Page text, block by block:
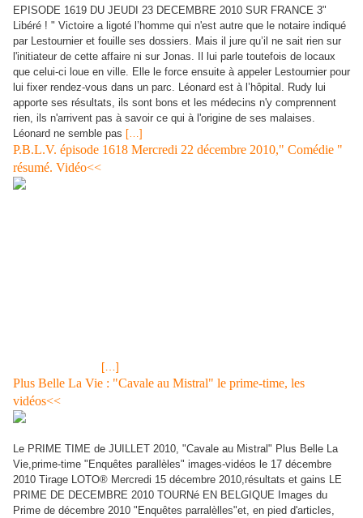
EPISODE 1619 DU JEUDI 23 DECEMBRE 2010 SUR FRANCE 3"
Libéré ! " Victoire a ligoté l’homme qui n'est autre que le notaire indiqué
par Lestournier et fouille ses dossiers. Mais il jure qu’il ne sait rien sur
l'initiateur de cette affaire ni sur Jonas. Il lui parle toutefois de locaux
que celui-ci loue en ville. Elle le force ensuite à appeler Lestournier pour
lui fixer rendez-vous dans un parc. Léonard est à l’hôpital. Rudy lui
apporte ses résultats, ils sont bons et les médecins n'y comprennent
rien, ils n'arrivent pas à savoir ce qui à l'origine de ses malaises.
Léonard ne semble pas […]
P.B.L.V. épisode 1618 Mercredi 22 décembre 2010," Comédie "
résumé. Vidéo<<
[…]
Plus Belle La Vie : "Cavale au Mistral" le prime-time, les
vidéos<<
Le PRIME TIME de JUILLET 2010, "Cavale au Mistral" Plus Belle La
Vie,prime-time "Enquêtes parallèles" images-vidéos le 17 décembre
2010 Tirage LOTO® Mercredi 15 décembre 2010,résultats et gains LE
PRIME DE DECEMBRE 2010 TOURNé EN BELGIQUE Images du
Prime de décembre 2010 "Enquêtes parralèlles"et, en pied d'articles,